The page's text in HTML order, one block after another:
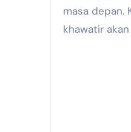
masa depan.
khawatir